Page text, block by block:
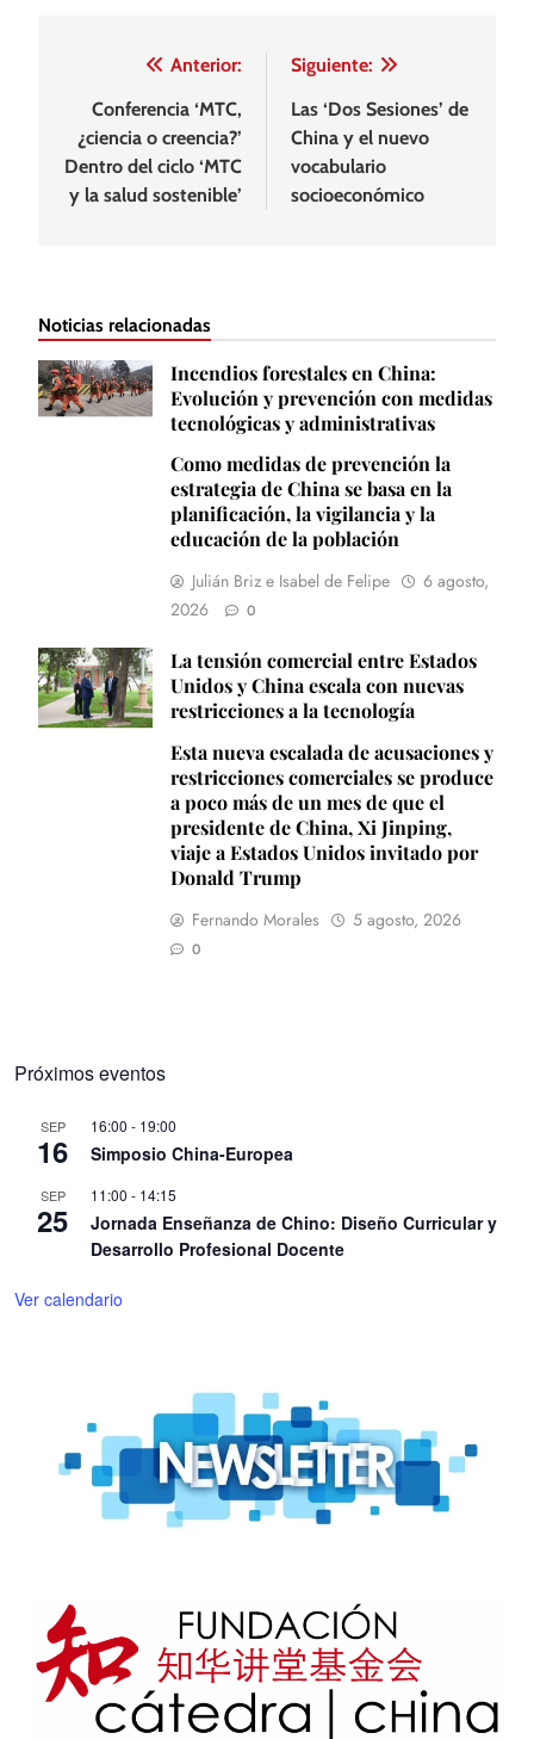
Navegación
entradas
Anterior:
Conferencia ‘MTC,
¿ciencia o creencia?’
Dentro del ciclo ‘MTC
y la salud sostenible’
Siguiente:
Las ‘Dos Sesiones’ de
China y el nuevo
vocabulario
socioeconómico
Noticias relacionadas
Incendios forestales en China:
Evolución y prevención con medidas
tecnológicas y administrativas
Como medidas de prevención la
estrategia de China se basa en la
planificación, la vigilancia y la
educación de la población
Julián Briz e Isabel de Felipe
6 agosto,
2026
0
La tensión comercial entre Estados
Unidos y China escala con nuevas
restricciones a la tecnología
Esta nueva escalada de acusaciones y
restricciones comerciales se produce
a poco más de un mes de que el
presidente de China, Xi Jinping,
viaje a Estados Unidos invitado por
Donald Trump
Fernando Morales 5 agosto, 2026
0
Próximos eventos
SEP
16
16:00 - 19:00
Simposio China-Europea
SEP
25
11:00 - 14:15
Jornada Enseñanza de Chino: Diseño Curricular y
Desarrollo Profesional Docente
Ver calendario